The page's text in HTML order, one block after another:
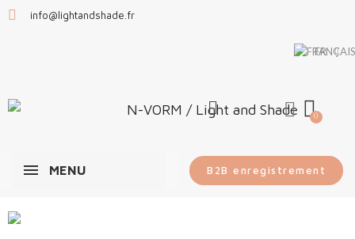
info@lightandshade.fr
FR
MENU B2B enregistrement